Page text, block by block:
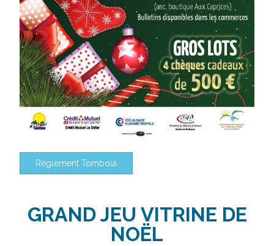
Règlement Tombola
GRAND JEU VITRINE DE
NOËL